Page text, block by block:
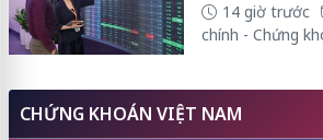
14 giờ trước
chính - Chứng
CHỨNG KHOÁN VIỆT NAM